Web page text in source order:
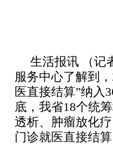
生活报讯 （记
服务中心了解到
医直接结算”纳入
底，我省18个统
透析、肿瘤放化
门诊就医直接结